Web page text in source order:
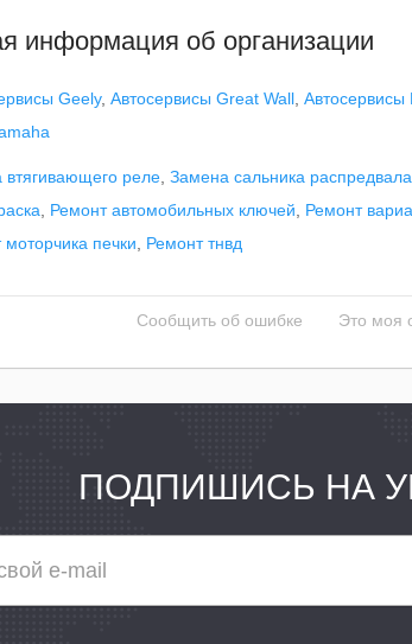
информация об организации
Geely, Автосервисы Great Wall Автосервисы
втягивающего реле Замена сальника распредвала
Ремонт автомобильных ключей Ремонт
моторчика печки Ремонт тнвд
Сообщить об ошибке Это моя
ПОДПИШИСЬ НА